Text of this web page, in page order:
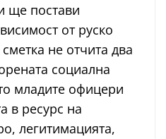
ще постави
от руско
не отчита два
социална
младите офицери
в ресурс на
легитимацията,